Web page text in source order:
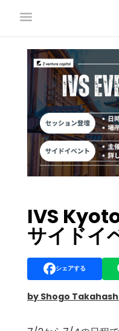
IVS
サイドイ
シェアする
by Shogo